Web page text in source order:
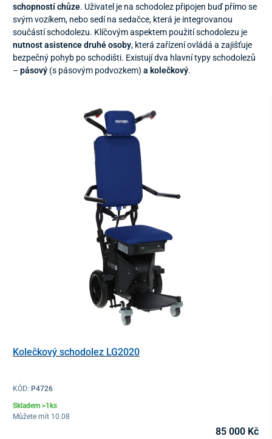
schopností chůze. Uživatel je na schodolez připojen buď přímo se
svým vozíkem, nebo sedí na sedačce, která je integrovanou
součástí schodolezu. Klíčovým aspektem použití schodolezu je
nutnost asistence druhé osoby, která zařízení ovládá a zajišťuje
bezpečný pohyb po schodišti. Existují dva hlavní typy schodolezů
– pásový (s pásovým podvozkem) a kolečkový.
Kolečkový schodolez LG2020
KÓD: P4726
Skladem >1ks
Můžete mít 10.08
85 000 Kč